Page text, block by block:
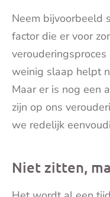
Neem bijvoorbeeld
factor die er voor
weinig slaap helpt
Maar er is nog een
zijn op ons
we redelijk
Niet zitten,